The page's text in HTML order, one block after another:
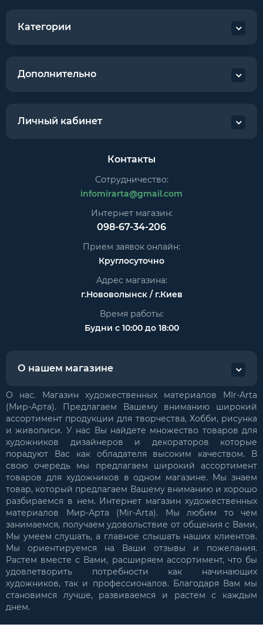
Категории
Дополнительно
Личный кабинет
Контакты
Сотрудничество:
infomirarta@gmail.com
Интернет магазин:
098-67-34-206
Прием заявок онлайн:
Круглосуточно
Адрес магазина:
г.Нововолынск / г.Киев
Время работы:
Будни с 10:00 до 18:00
О нашем магазине
О нас. Магазин художественных материалов MIr-Arta
(Мир-Арта). Предлагаем Вашему вниманию широкий
ассортимент продукции для творчества, Хобби, рисунка
и живописи. У нас Вы найдете множество товаров для
художников дизайнеров и декораторов которые
порадуют Вас как обладателя высоким качеством. В
свою очередь мы предлагаем широкий ассортимент
товаров для художников в одном магазине. Мы знаем
товар, который предлагаем Вашему вниманию и хорошо
разбираемся в нем. Интернет магазин художественных
материалов Мир-Арта (Mir-Arta). Мы любим то чем
занимаемся, получаем удовольствие от общения с Вами,
Мы умеем слушать, а главное слышать наших клиентов.
Мы ориентируемся на Ваши отзывы и пожелания.
Растем вместе с Вами, расширяем ассортимент, что бы
удовлетворить потребности как начинающих
художников, так и профессионалов. Благодаря Вам мы
становимся лучше, развиваемся и растем с каждым
днем.